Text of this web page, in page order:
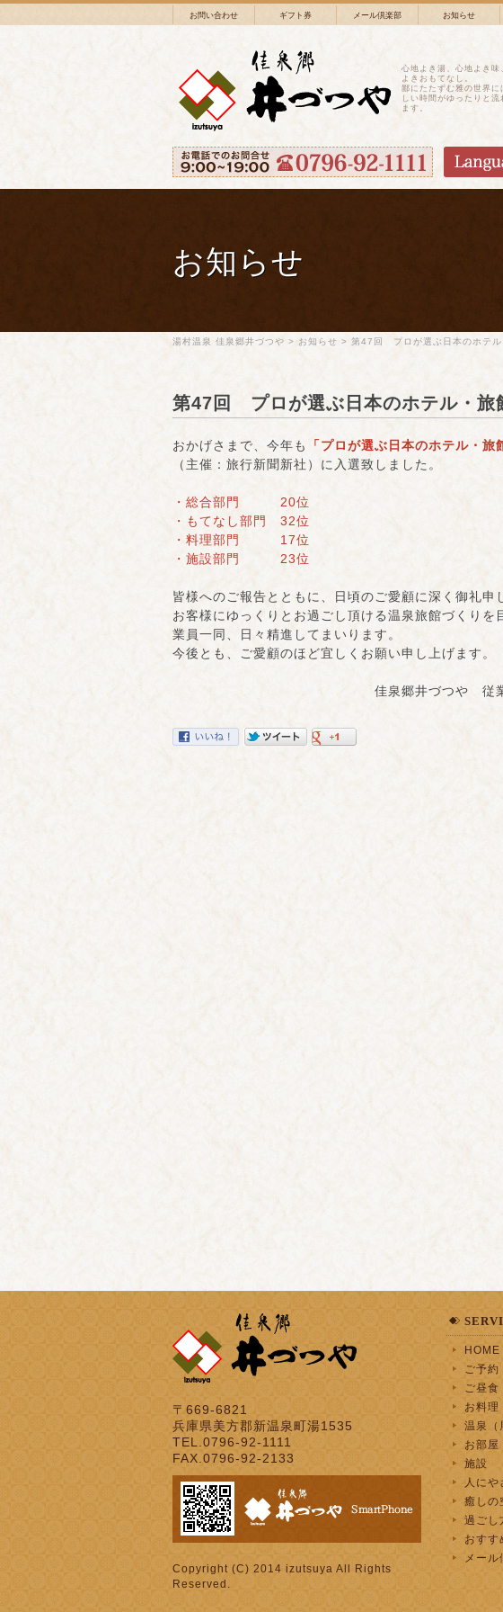
お問い合わせ ギフト券 メール倶楽部 お知らせ
心地よき湯、心地よき味
よきおもてなし。
鄙にたたずむ雅の世界に
しい時間がゆったりと流
ます。
お知らせ
湯村温泉 佳泉郷井づつや > お知らせ > 第47回 プロが選ぶ日本のホ
第47回 プロが選ぶ日本のホテル
おかげさまで、今年も
「プロが選ぶ日本のホテル・旅
（主催：旅行新聞新社）に入選致しました。
・総合部門 20位
・もてなし部門 32位
・料理部門 17位
・施設部門 23位
皆様へのご報告とともに、日頃のご愛顧に深く御礼申
お客様にゆっくりとお過ごし頂ける温泉旅館づくりを
業員一同、日々精進してまいります。
今後とも、ご愛顧のほど宜しくお願い申し上げます。
佳泉郷井づつや 従業員
〒669-6821
兵庫県美方郡新温泉町湯1535
TEL.0796-92-1111
FAX.0796-92-2133
Copyright (C) 2014 izutsuya All Rights
Reserved.
HOME
ご予約
ご昼食
お料理
温泉（
お部屋
施設
人にや
癒しの
過ごし
おすす
メール